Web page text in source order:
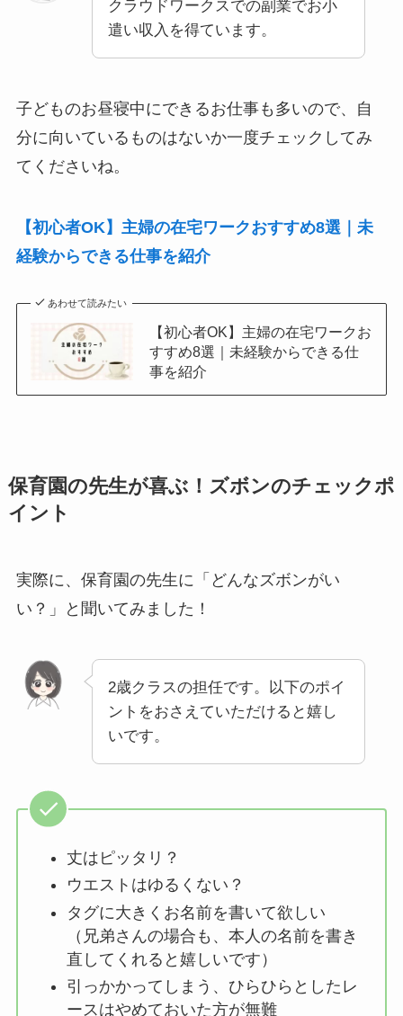
クラウドワークスでの副業でお小
遣い収入を得ています。
子どものお昼寝中にできるお仕事も多いので、自
分に向いているものはないか一度チェックしてみ
てくださいね。
【初心者OK】主婦の在宅ワークおすすめ8選｜未
経験からできる仕事を紹介
あわせて読みたい
【初心者OK】主婦の在宅ワークお
すすめ8選｜未経験からできる仕
事を紹介
保育園の先生が喜ぶ！ズボンのチェックポ
イント
実際に、保育園の先生に「どんなズボンがい
い？」と聞いてみました！
2歳クラスの担任です。以下のポイ
ントをおさえていただけると嬉し
いです。
丈はピッタリ？
ウエストはゆるくない？
タグに大きくお名前を書いて欲しい
（兄弟さんの場合も、本人の名前を書き
直してくれると嬉しいです）
引っかかってしまう、ひらひらとしたレ
ースはやめておいた方が無難